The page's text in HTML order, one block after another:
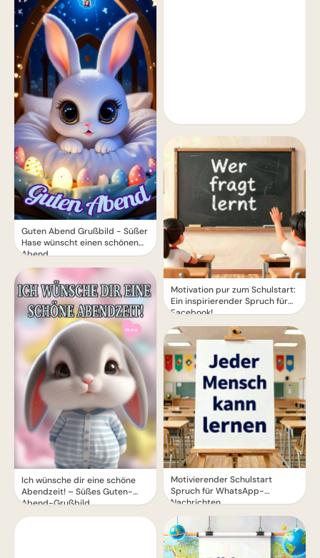
Guten Abend Grußbild - Süßer
Hase wünscht einen schönen
Abend
Ich wünsche dir eine schöne
Abendzeit! – Süßes Guten-
Abend-Grußbild
Motivation pur zum Schulstart:
Ein inspirierender Spruch für
Facebook!
Motivierender Schulstart
Spruch für WhatsApp-
Nachrichten